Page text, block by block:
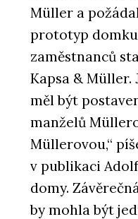
Müller a
prototyp
zaměstnanců
Kapsa & Müller.
měl být
manželů
Müllerovou,“
v publikaci
domy.
by mohla být